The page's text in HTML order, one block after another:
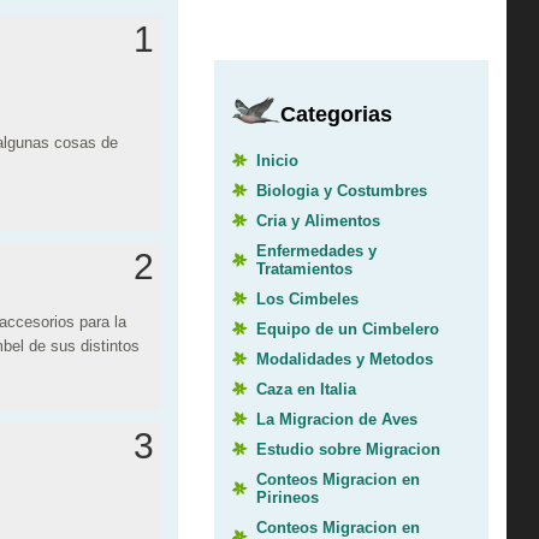
1
cosas de
2
para la
de sus distintos
3
Categorias
Inicio
Biologia y Costumbres
Cria y Alimentos
Enfermedades y
Tratamientos
Los Cimbeles
Equipo de un Cimbelero
Modalidades y Metodos
Caza en Italia
La Migracion de Aves
Estudio sobre Migracion
Conteos Migracion en
Pirineos
Conteos Migracion en